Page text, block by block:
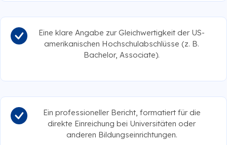
Eine klare Angabe zur Gleichwertigkeit der US-
amerikanischen Hochschulabschlüsse (z. B.
Bachelor, Associate).
Ein professioneller Bericht, formatiert für die
direkte Einreichung bei Universitäten oder
anderen Bildungseinrichtungen.